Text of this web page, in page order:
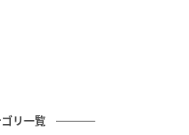
はあらかじめ確認しておく
リ一覧